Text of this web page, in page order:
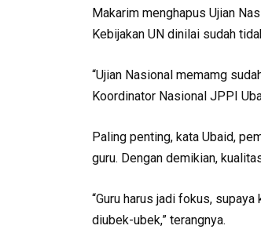
Makarim menghapus Ujian
Kebijakan UN dinilai sudah
“Ujian Nasional memamg
Koordinator Nasional JPPI
Paling penting, kata Ubaid,
guru. Dengan demikian,
“Guru harus jadi fokus,
diubek-ubek,” terangnya.